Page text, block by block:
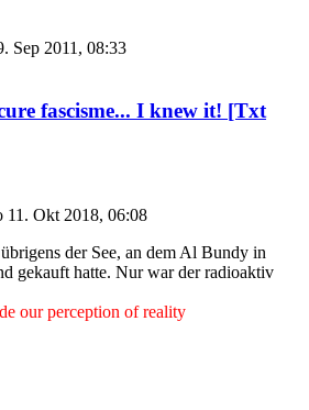
Sep 2011, 08:33
fascisme... I knew it! [Txt
11. Okt 2018, 06:08
der See, an dem Al Bundy in
gekauft hatte. Nur war der radioaktiv
our perception of reality